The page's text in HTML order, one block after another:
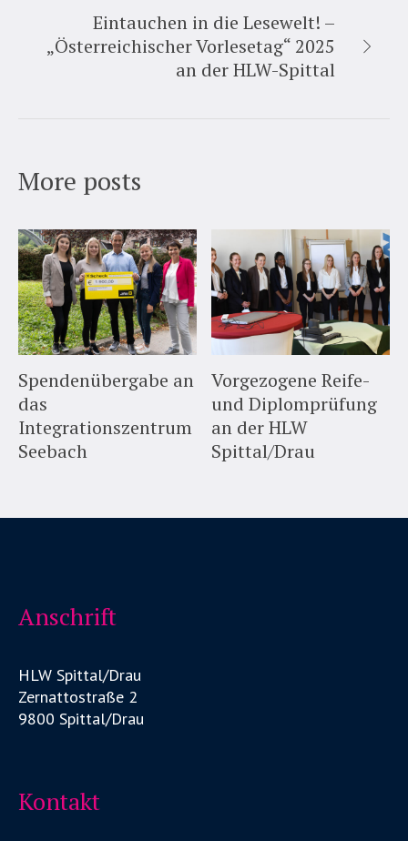
Eintauchen in die Lesewelt! –
„Österreichischer Vorlesetag“ 2025
an der HLW-Spittal
More posts
Spendenübergabe an
das
Integrationszentrum
Seebach
Vorgezogene Reife-
und Diplomprüfung
an der HLW
Spittal/Drau
Anschrift
HLW Spittal/Drau
Zernattostraße 2
9800 Spittal/Drau
Kontakt